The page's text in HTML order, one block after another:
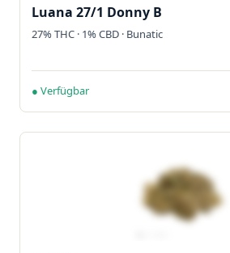
Luana 27/1 Donny B
27% THC · 1% CBD · Bunatic
● Verfügbar